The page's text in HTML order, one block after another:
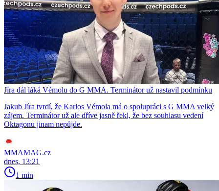
Jíra dál láká Vémolu do G MMA. Terminátor už nastavil podmínku
Jakub Jíra tvrdí, že Karlos Vémola má o spolupráci s G MMA velký
zájem. Terminátor už ale dříve jasně řekl, že bez souhlasu vedení
Oktagonu jinam nepůjde.
MMAMAG.cz
dnes, 13:21
1 min